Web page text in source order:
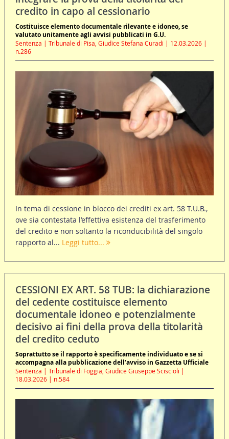
credito in capo al cessionario
Costituisce elemento documentale rilevante e idoneo, se
valutato unitamente agli avvisi pubblicati in G.U.
Sentenza | Tribunale di Pisa, Giudice Stefana Curadi | 12.03.2026 |
n.286
In tema di cessione in blocco dei crediti ex art. 58 T.U.B.,
ove sia contestata l’effettiva esistenza del trasferimento
del credito e non soltanto la riconducibilità del singolo
rapporto al... Leggi tutto...
CESSIONI EX ART. 58 TUB: la dichiarazione
del cedente costituisce elemento
documentale idoneo e potenzialmente
decisivo ai fini della prova della titolarità
del credito ceduto
Soprattutto se il rapporto è specificamente individuato e se si
accompagna alla pubblicazione dell’avviso in Gazzetta Ufficiale
Sentenza | Tribunale di Foggia, Giudice Giuseppe Sciscioli |
18.03.2026 | n.584